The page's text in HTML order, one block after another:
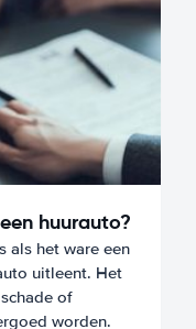
huurauto?
als het ware een
uitleent. Het
of
worden.